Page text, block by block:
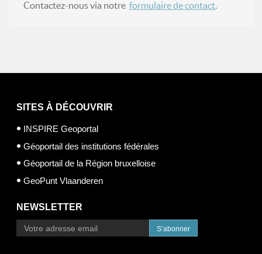
Contactez-nous via notre formulaire de contact.
SITES À DÉCOUVRIR
INSPIRE Geoportal
Géoportail des institutions fédérales
Géoportail de la Région bruxelloise
GeoPunt Vlaanderen
NEWSLETTER
S’abonner